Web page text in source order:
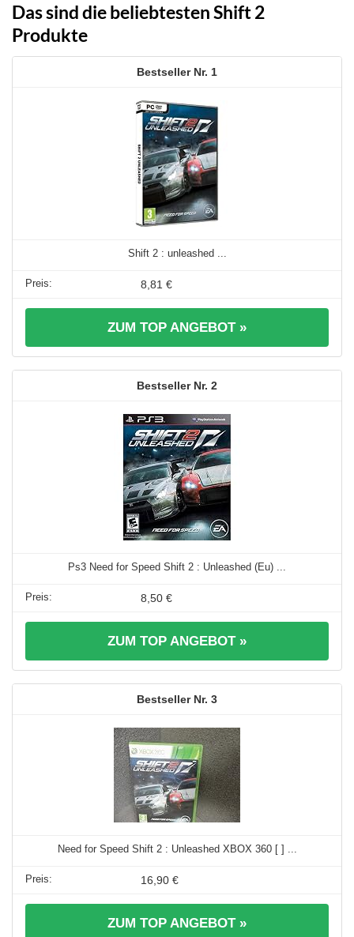
Das sind die beliebtesten Shift 2
Produkte
1
Shift 2 : unleashed ...
8,81 €
ZUM TOP ANGEBOT »
2
Ps3 Need for Speed Shift 2 : Unleashed (Eu) ...
8,50 €
ZUM TOP ANGEBOT »
3
Need for Speed Shift 2 : Unleashed XBOX 360 [ ] ...
16,90 €
ZUM TOP ANGEBOT »